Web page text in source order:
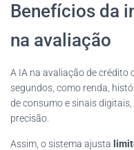
Benefícios da
na avaliação
A IA na avaliação de crédito
segundos, como renda,
de consumo e sinais
precisão.
Assim, o sistema ajusta